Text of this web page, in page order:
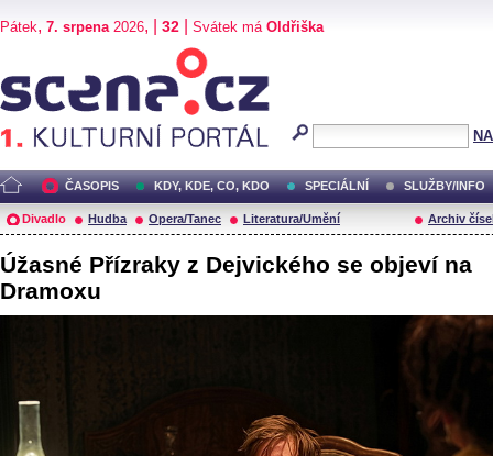
Pátek, 7. srpena2026, | 32 Svátek má Oldřiška
ČASOPIS KDY, KDE, CO, KDO SPECIÁLNÍ SLUŽBY/INFO
Divadlo Hudba Opera/Tanec Literatura/Umění Archiv
Úžasné Přízraky z Dejvického se objeví na
Dramoxu